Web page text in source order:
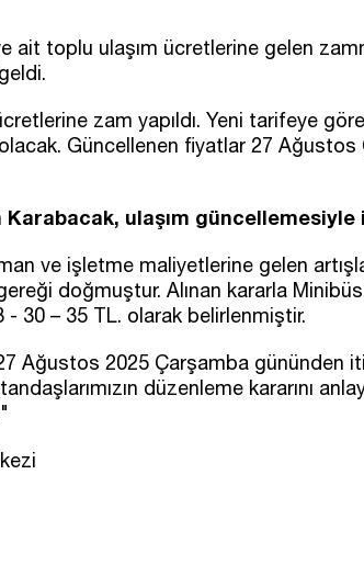
ait toplu ulaşım ücretlerine gelen
zam yapıldı. Yeni tarifeye
Güncellenen fiyatlar 27
Karabacak, ulaşım
ve işletme maliyetlerine gelen
doğmuştur. Alınan kararla
30 – 35 TL. olarak belirlenmiştir.
Ağustos 2025 Çarşamba gününden
düzenleme kararını